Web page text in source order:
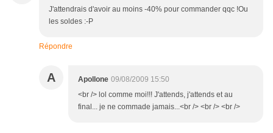
J'attendrais d'avoir au moins -40% pour commander qqc !Ou
les soldes :-P
Répondre
A Apollone 09/08/2009 15:50
<br /> lol comme moi!!! J'attends, j'attends et au
final... je ne commade jamais...<br /> <br /> <br />